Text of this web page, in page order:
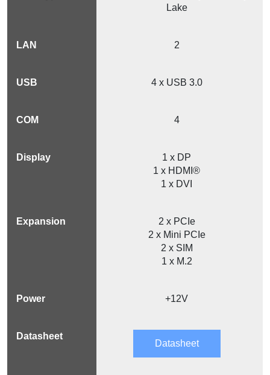
Lake
2
4 x USB 3.0
4
1 x DP
1 x HDMI®
1 x DVI
2 x PCIe
2 x Mini PCIe
2 x SIM
1 x M.2
+12V
Datasheet